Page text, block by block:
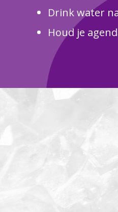
Drink water
Houd je